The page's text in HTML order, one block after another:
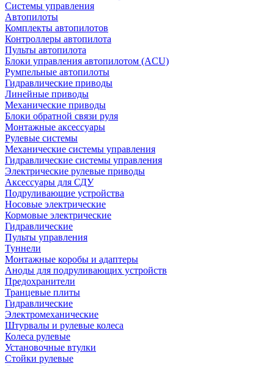
Системы управления
Автопилоты
Комплекты автопилотов
Контроллеры автопилота
Пульты автопилота
Блоки управления автопилотом (ACU)
Румпельные автопилоты
Гидравлические приводы
Линейные приводы
Механические приводы
Блоки обратной связи руля
Монтажные аксессуары
Рулевые системы
Механические системы управления
Гидравлические системы управления
Электрические рулевые приводы
Аксессуары для СДУ
Подруливающие устройства
Носовые электрические
Кормовые электрические
Гидравлические
Пульты управления
Туннели
Монтажные коробы и адаптеры
Аноды для подруливающих устройств
Предохранители
Транцевые плиты
Гидравлические
Электромеханические
Штурвалы и рулевые колеса
Колеса рулевые
Установочные втулки
Стойки рулевые